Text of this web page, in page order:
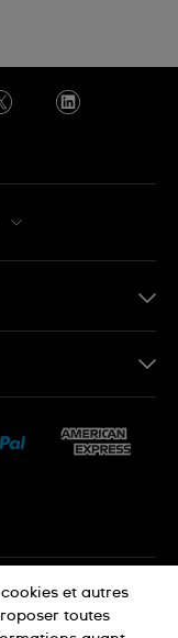
et autres
toutes